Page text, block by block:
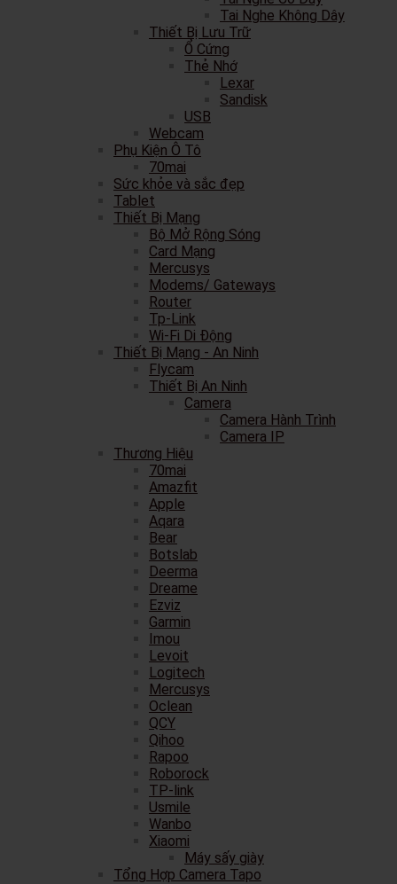
Tai Nghe Không Dây
Thiết Bị Lưu Trữ
Ổ Cứng
Thẻ Nhớ
Lexar
Sandisk
USB
Webcam
Phụ Kiện Ô Tô
70mai
Sức khỏe và sắc đẹp
Tablet
Thiết Bị Mạng
Bộ Mở Rộng Sóng
Card Mạng
Mercusys
Modems/ Gateways
Router
Tp-Link
Wi-Fi Di Động
Thiết Bị Mạng - An Ninh
Flycam
Thiết Bị An Ninh
Camera
Camera Hành Trình
Camera IP
Thương Hiệu
70mai
Amazfit
Apple
Aqara
Bear
Botslab
Deerma
Dreame
Ezviz
Garmin
Imou
Levoit
Logitech
Mercusys
Oclean
QCY
Qihoo
Rapoo
Roborock
TP-link
Usmile
Wanbo
Xiaomi
Máy sấy giày
Tổng Hợp Camera Tapo